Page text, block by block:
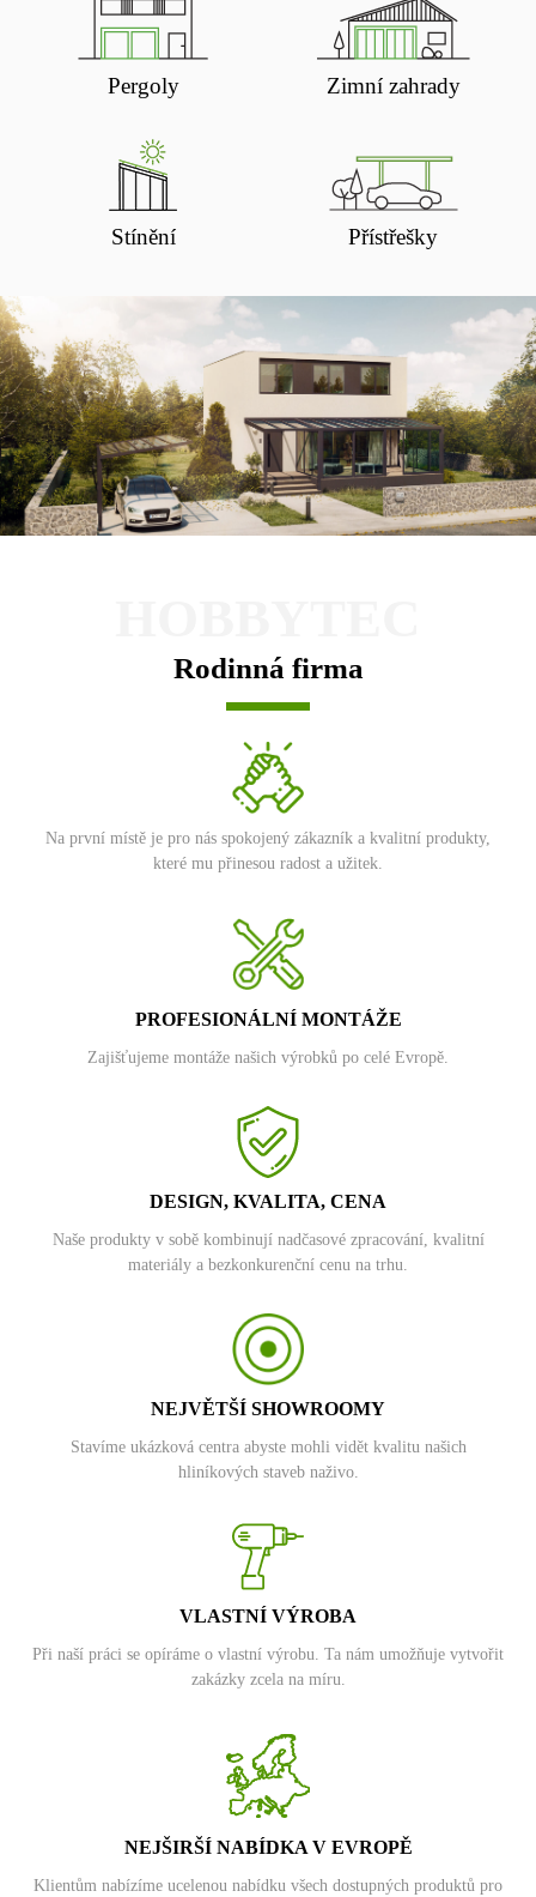
Pergoly Zimní zahrady
Stínění Přístřešky
Rodinná firma
Na první místě je pro nás spokojený zákazník a kvalitní produkty,
které mu přinesou radost a užitek.
PROFESIONÁLNÍ MONTÁŽE
Zajišťujeme montáže našich výrobků po celé Evropě.
DESIGN, KVALITA, CENA
Naše produkty v sobě kombinují nadčasové zpracování, kvalitní
materiály a bezkonkurenční cenu na trhu.
NEJVĚTŠÍ SHOWROOMY
Stavíme ukázková centra abyste mohli vidět kvalitu našich
hliníkových staveb naživo.
VLASTNÍ VÝROBA
Při naší práci se opíráme o vlastní výrobu. Ta nám umožňuje vytvořit
zakázky zcela na míru.
NEJŠIRŠÍ NABÍDKA V EVROPĚ
Klientům nabízíme ucelenou nabídku všech dostupných produktů pro